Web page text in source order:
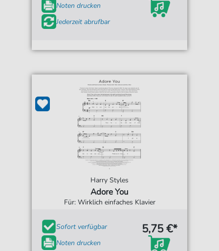
Noten drucken
Jederzeit abrufbar
Harry Styles
Adore You
Für: Wirklich einfaches Klavier
Sofort verfügbar
Noten drucken
5,75 €*